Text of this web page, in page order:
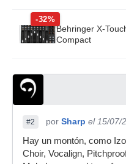
-32%
Behringer X-
Compact
#2 por Sharp el 15/07/
Hay un montón, como
Choir, Vocalign,